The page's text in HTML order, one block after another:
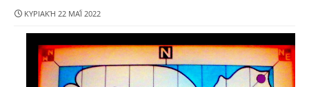
ΚΥΡΙΑΚΉ 22 ΜΑΪ́ 2022